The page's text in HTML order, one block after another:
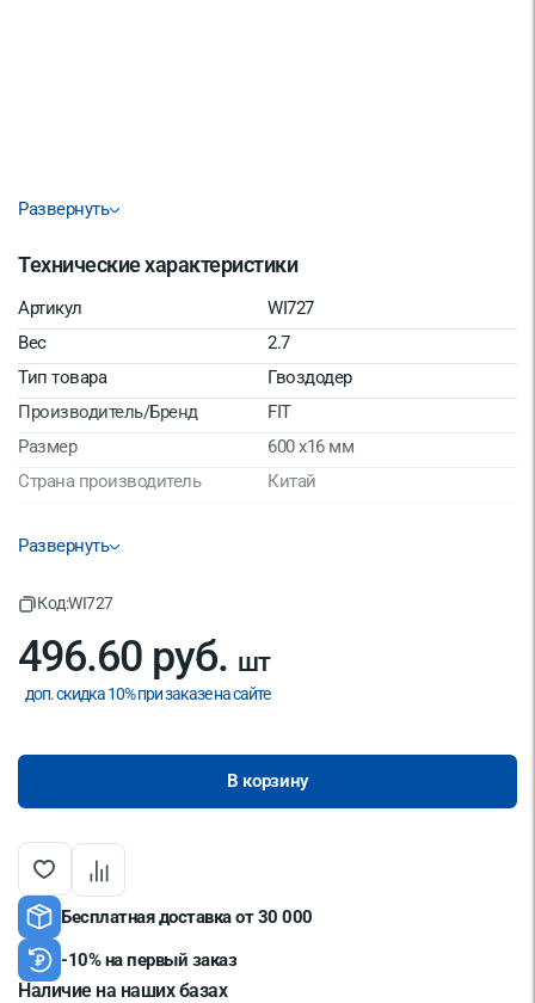
Развернуть
Технические характеристики
Артикул
WI727
Вес
2.7
Тип товара
Гвоздодер
Производитель/Бренд
FIT
Размер
600 х16 мм
Страна производитель
Китай
Развернуть
Код:WI727
496.60 руб. шт
доп. скидка 10% при заказе на сайте
В корзину
Бесплатная доставка от 30 000
-10% на первый заказ
Наличие на наших базах